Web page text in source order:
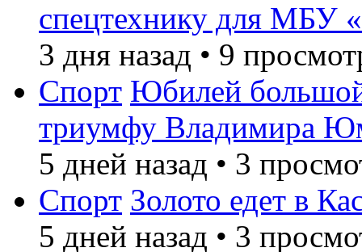
спецтехнику для МБУ
3 дня назад • 9
Спорт Юбилей
триумфу Владимира
5 дней назад • 3
Спорт Золото едет в
5 дней назад • 3